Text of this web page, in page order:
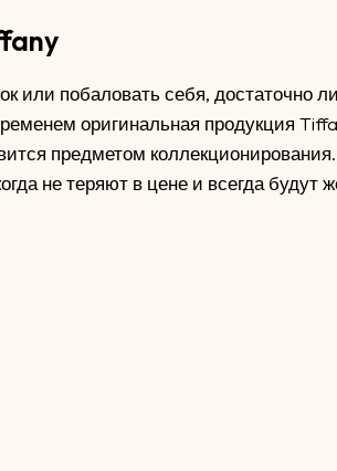
или побаловать себя, достаточно
оригинальная продукция
предметом
не теряют в цене и всегда будут